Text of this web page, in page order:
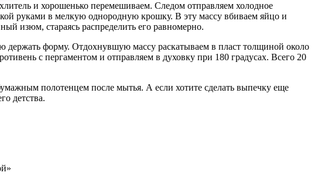
и хорошенько перемешиваем. Следом отправляем холодное
руками в мелкую однородную крошку. В эту массу вбиваем яйцо и
изюм, стараясь распределить его равномерно.
форму. Отдохнувшую массу раскатываем в пласт толщиной около
с пергаментом и отправляем в духовку при 180 градусах. Всего 20
полотенцем после мытья. А если хотите сделать выпечку еще
детства.